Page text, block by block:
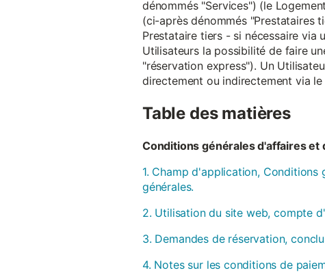
dénommés "Services") (le
(ci-après dénommés "Prestataires
Prestataire tiers - si nécessaire via
Utilisateurs la possibilité de faire
"réservation express"). Un
directement ou indirectement via
Table des matières
Conditions générales d'affaires et
1. Champ d'application,
générales.
2. Utilisation du site web, compte
3. Demandes de réservation,
4. Notes sur les conditions de